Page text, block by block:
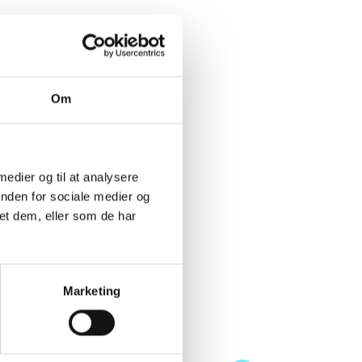
Om
og til at analysere
for sociale medier og
dem, eller som de har
Marketing
har